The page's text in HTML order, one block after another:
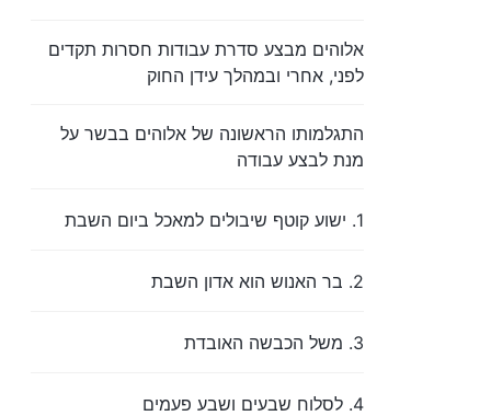
אלוהים מבצע סדרת עבודות חסרות תקדים
לפני, אחרי ובמהלך עידן החוק
התגלמותו הראשונה של אלוהים בבשר על
מנת לבצע עבודה
1. ישוע קוטף שיבולים למאכל ביום השבת
2. בר האנוש הוא אדון השבת
3. משל הכבשה האובדת
4. לסלוח שבעים ושבע פעמים